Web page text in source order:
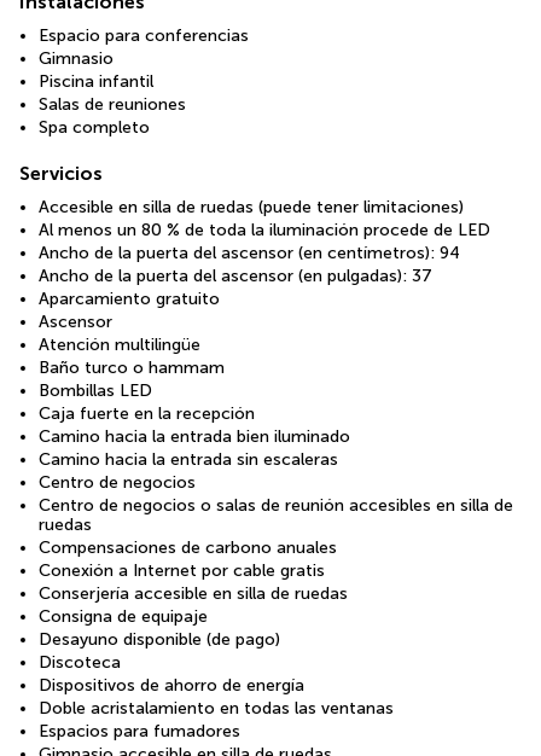
Espacio para conferencias
Gimnasio
Piscina infantil
Salas de reuniones
Spa completo
Servicios
Accesible en silla de ruedas (puede tener limitaciones)
Al menos un 80 % de toda la iluminación procede de LED
Ancho de la puerta del ascensor (en centímetros): 94
Ancho de la puerta del ascensor (en pulgadas): 37
Aparcamiento gratuito
Ascensor
Atención multilingüe
Baño turco o hammam
Bombillas LED
Caja fuerte en la recepción
Camino hacia la entrada bien iluminado
Camino hacia la entrada sin escaleras
Centro de negocios
Centro de negocios o salas de reunión accesibles en silla de
ruedas
Compensaciones de carbono anuales
Conexión a Internet por cable gratis
Conserjería accesible en silla de ruedas
Consigna de equipaje
Desayuno disponible (de pago)
Discoteca
Dispositivos de ahorro de energía
Doble acristalamiento en todas las ventanas
Espacios para fumadores